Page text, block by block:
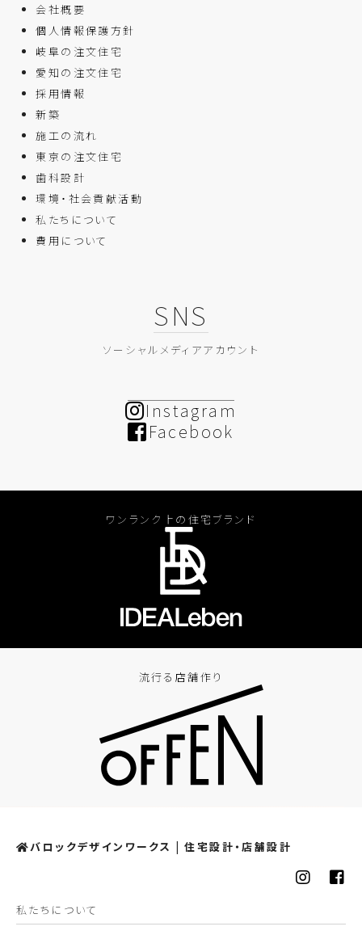
会社概要
個人情報保護方針
岐阜の注文住宅
愛知の注文住宅
採用情報
新築
施工の流れ
東京の注文住宅
歯科設計
環境・社会貢献活動
私たちについて
費用について
SNS
ソーシャルメディアアカウント
Instagram
Facebook
ワンランク上の住宅ブランド
流行る店舗作り
バロックデザインワークス | 住宅設計・店舗設計
私たちについて